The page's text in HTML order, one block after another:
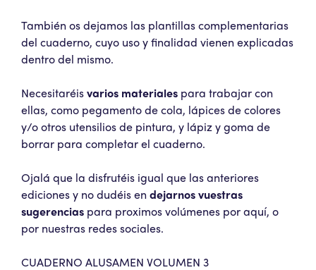
También os dejamos las plantillas complementarias
del cuaderno, cuyo uso y finalidad vienen explicadas
dentro del mismo.
Necesitaréisvarios materiales para trabajar con
ellas, como pegamento de cola, lápices de colores
y/o otros utensilios de pintura, y lápiz y goma de
borrar para completar el cuaderno.
Ojalá que la disfrutéis igual que las anteriores
ediciones y no dudéis en dejarnos vuestras
sugerencias para proximos volúmenes por aquí, o
por nuestras redes sociales.
CUADERNO ALUSAMEN VOLUMEN 3